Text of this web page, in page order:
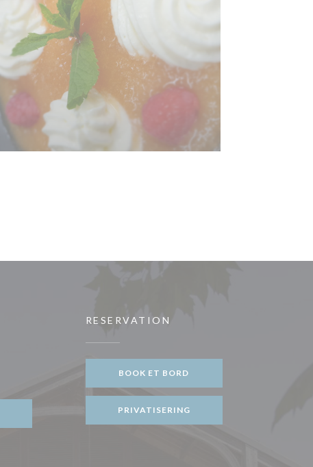
RESERVATION
BOOK ET BORD
PRIVATISERING